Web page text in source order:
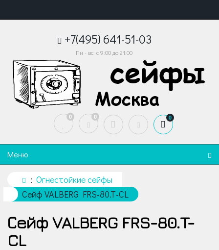
+7(495) 641-51-03
Пн - вс: с 9:00 до 21:00
0 0 0
Меню
Огнестойкие сейфы
Сейф VALBERG FRS-80.T-CL
Сейф VALBERG FRS-80.T-
CL